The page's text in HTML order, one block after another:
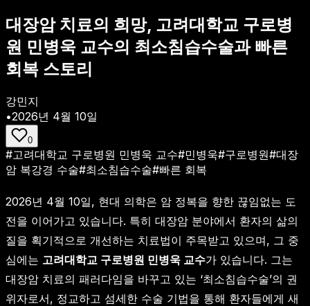
대장암 치료의 희망, 고려대학교 구로병
원 민병욱 교수의 최소침습수술과 빠른
회복 스토리
강민지
•2026년 4월 10일
0
#고려대학교 구로병원 민병욱 교수#민병욱#구로병원#대장
암 복강경 수술#최소침습수술#빠른 회복
2026년 4월 10일, 현대 의학은 암 정복을 향한 끊임없는 도
전을 이어가고 있습니다. 특히 대장암 분야에서 환자의 삶의
질을 획기적으로 개선하는 치료법이 주목받고 있으며, 그 중
심에는 고려대학교 구로병원 민병욱 교수가 있습니다. 그는
대장암 치료의 패러다임을 바꾸고 있는 ‘최소침습수술’의 권
위자로서, 정교하고 섬세한 수술 기법을 통해 환자들에게 새